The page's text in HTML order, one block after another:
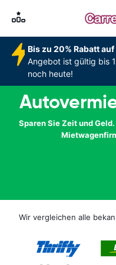
Bis zu 20% Rabatt
Angebot ist gültig bis
noch heute!
Sparen Sie Zeit und
Wir vergleichen alle